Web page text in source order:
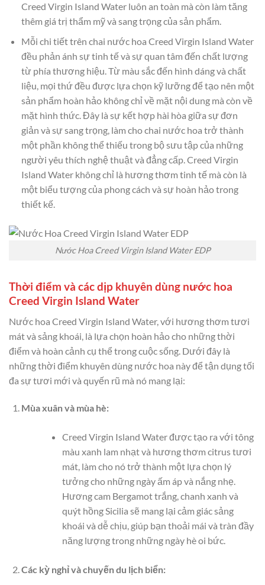
Creed Virgin Island Water luôn an toàn mà còn làm tăng
thêm giá trị thẩm mỹ và sang trọng của sản phẩm.
Mỗi chi tiết trên chai nước hoa Creed Virgin Island Water
đều phản ánh sự tinh tế và sự quan tâm đến chất lượng
từ phía thương hiệu. Từ màu sắc đến hình dáng và chất
liệu, mọi thứ đều được lựa chọn kỹ lưỡng để tạo nên một
sản phẩm hoàn hảo không chỉ về mặt nội dung mà còn về
mặt hình thức. Đây là sự kết hợp hài hòa giữa sự đơn
giản và sự sang trọng, làm cho chai nước hoa trở thành
một phần không thể thiếu trong bộ sưu tập của những
người yêu thích nghệ thuật và đẳng cấp. Creed Virgin
Island Water không chỉ là hương thơm tinh tế mà còn là
một biểu tượng của phong cách và sự hoàn hảo trong
thiết kế.
Nước Hoa Creed Virgin Island Water EDP
Thời điểm và các dịp khuyên dùng nước hoa
Creed Virgin Island Water
Nước hoa Creed Virgin Island Water, với hương thơm tươi
mát và sảng khoái, là lựa chọn hoàn hảo cho những thời
điểm và hoàn cảnh cụ thể trong cuộc sống. Dưới đây là
những thời điểm khuyên dùng nước hoa này để tận dụng tối
đa sự tươi mới và quyến rũ mà nó mang lại:
Mùa xuân và mùa hè:
Creed Virgin Island Water được tạo ra với tông
màu xanh lam nhạt và hương thơm citrus tươi
mát, làm cho nó trở thành một lựa chọn lý
tưởng cho những ngày ấm áp và nắng nhẹ.
Hương cam Bergamot trắng, chanh xanh và
quýt hồng Sicilia sẽ mang lại cảm giác sảng
khoái và dễ chịu, giúp bạn thoải mái và tràn đầy
năng lượng trong những ngày hè oi bức.
Các kỳ nghỉ và chuyến du lịch biển: